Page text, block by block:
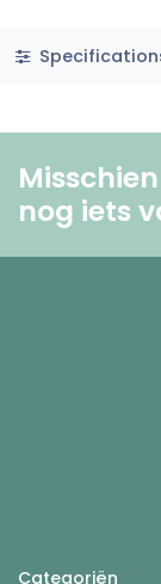
nog iets
Categoriën